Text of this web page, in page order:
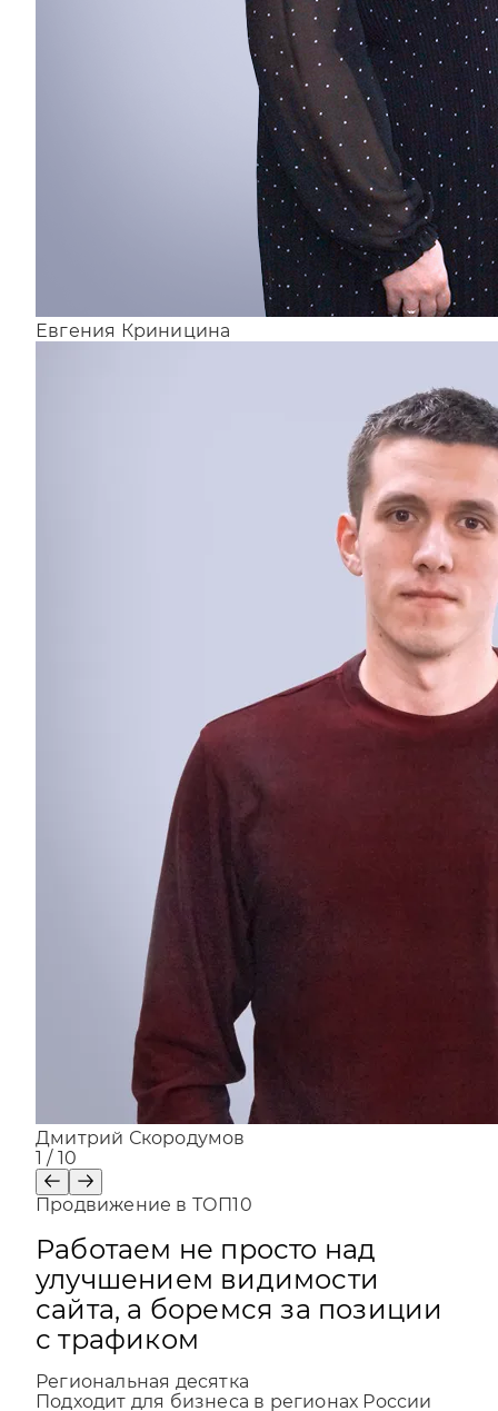
Евгения Криницина
Дмитрий Скородумов
1 / 10
Продвижение в ТОП10
Работаем не просто над
улучшением видимости
сайта, а боремся за позиции
с трафиком
Региональная десятка
Подходит для бизнеса в регионах России